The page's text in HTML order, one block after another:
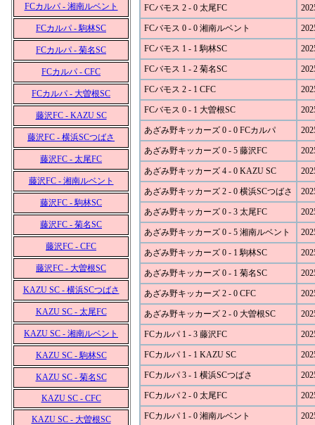
FCカルパ - 湘南ルベント
FCカルパ - 駒林SC
FCカルパ - 菊名SC
FCカルパ - CFC
FCカルパ - 大曽根SC
藤沢FC - KAZU SC
藤沢FC - 横浜SCつばさ
藤沢FC - 太尾FC
藤沢FC - 湘南ルベント
藤沢FC - 駒林SC
藤沢FC - 菊名SC
藤沢FC - CFC
藤沢FC - 大曽根SC
KAZU SC - 横浜SCつばさ
KAZU SC - 太尾FC
KAZU SC - 湘南ルベント
KAZU SC - 駒林SC
KAZU SC - 菊名SC
KAZU SC - CFC
KAZU SC - 大曽根SC
FCバモス 2 - 0 太尾FC
FCバモス 0 - 0 湘南ルベント
FCバモス 1 - 1 駒林SC
FCバモス 1 - 2 菊名SC
FCバモス 2 - 1 CFC
FCバモス 0 - 1 大曽根SC
あざみ野キッカーズ 0 - 0 FCカルパ
あざみ野キッカーズ 0 - 5 藤沢FC
あざみ野キッカーズ 4 - 0 KAZU SC
あざみ野キッカーズ 2 - 0 横浜SCつばさ
あざみ野キッカーズ 0 - 3 太尾FC
あざみ野キッカーズ 0 - 5 湘南ルベント
あざみ野キッカーズ 0 - 1 駒林SC
あざみ野キッカーズ 0 - 1 菊名SC
あざみ野キッカーズ 2 - 0 CFC
あざみ野キッカーズ 2 - 0 大曽根SC
FCカルパ 1 - 3 藤沢FC
FCカルパ 1 - 1 KAZU SC
FCカルパ 3 - 1 横浜SCつばさ
FCカルパ 2 - 0 太尾FC
FCカルパ 1 - 0 湘南ルベント